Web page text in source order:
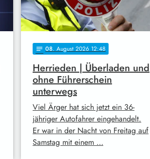
notes 08. August 2026 12:48
Herrieden | Überladen und
ohne Führerschein
unterwegs
Viel Ärger hat sich jetzt ein 36-
jähriger Autofahrer eingehandelt.
Er war in der Nacht von Freitag auf
Samstag mit einem …